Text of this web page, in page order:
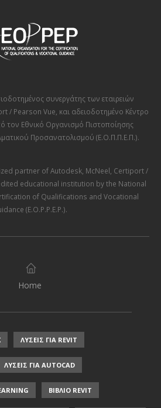
συνεργάτης των εταιρειών
/ Pearson Vue, και αδειοδοτημένο Κέντρο
τον Εθνικό Οργανισμό Πιστοποίησης
Προσανατολισμού (Ε.Ο.Π.Π.Ε.Π.).
partner ofAutodesk, McNeel, Certiport /
educational institution by the National
of Qualifications and Vocational
(E.O.P.P.E.P.).
Home
ΛΥΣΕΙΣ ΓΙΑ REVIT
ΛΥΣΕΙΣ ΓΙΑ AUTOCAD
ΒΙΒΛΙΟ REVIT